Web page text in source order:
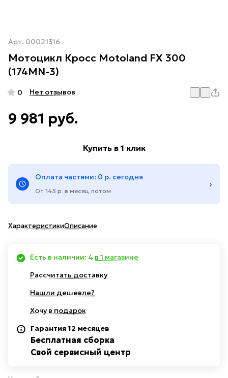
Арт. 00021316
Мотоцикл Кросс Motoland FX 300
(174MN-3)
0 Нет отзывов
9 981 руб.
Купить в 1 клик
Оплата частями: 0 р. сегодня
От 145 р. в месяц потом
›
ХарактеристикиОписание
Есть в наличии: 4 в 1 магазине
Рассчитать доставку
Нашли дешевле?
Хочу в подарок
Гарантия 12 месяцев
Бесплатная сборка
Свой сервисный центр